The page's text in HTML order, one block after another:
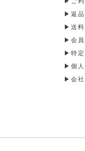
返
送
会
特
個
会